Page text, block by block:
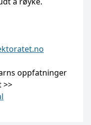
oppfatninger
>>